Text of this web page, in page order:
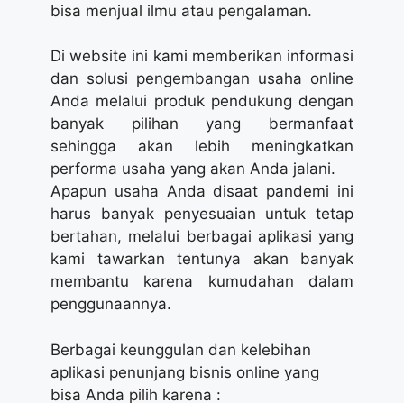
bisa menjual ilmu atau pengalaman.
Di website ini kami memberikan informasi
dan solusi pengembangan usaha online
Anda melalui produk pendukung dengan
banyak pilihan yang bermanfaat
sehingga akan lebih meningkatkan
performa usaha yang akan Anda jalani.
Apapun usaha Anda disaat pandemi ini
harus banyak penyesuaian untuk tetap
bertahan, melalui berbagai aplikasi yang
kami tawarkan tentunya akan banyak
membantu karena kumudahan dalam
penggunaannya.
Berbagai keunggulan dan kelebihan
aplikasi penunjang bisnis online yang
bisa Anda pilih karena :